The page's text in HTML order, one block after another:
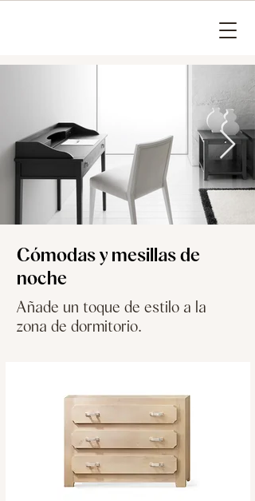
Cómodas y mesillas de
noche
Añade un toque de estilo a la
zona de dormitorio.